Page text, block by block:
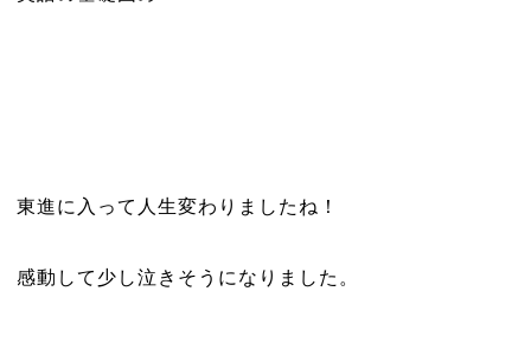
東進に入って人生変わりましたね！
感動して少し泣きそうになりました。